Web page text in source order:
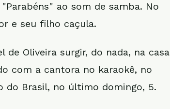
ao som de samba. No
e seu filho caçula.
Oliveira surgir, do nada, na casa
com a cantora no karaokê, no
do Brasil, no último domingo, 5.